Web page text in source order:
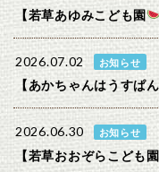
【若草あゆみこども園
2026.07.02 お知らせ
【あかちゃんはうすぱ
2026.06.30 お知らせ
【若草おおぞらこども